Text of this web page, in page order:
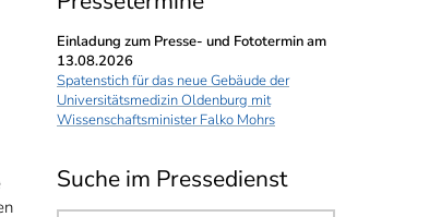
Einladung zum Presse- und Fototermin am
13.08.2026
Spatenstich für das neue Gebäude der
Universitätsmedizin Oldenburg mit
Wissenschaftsminister Falko Mohrs
Suche im Pressedienst